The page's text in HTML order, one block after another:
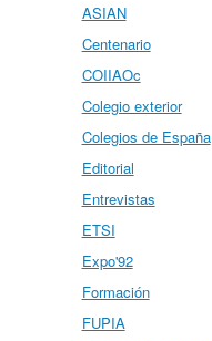
ASIAN
Centenario
COIIAOc
Colegio exterior
Colegios de España
Editorial
Entrevistas
ETSI
Expo'92
Formación
FUPIA